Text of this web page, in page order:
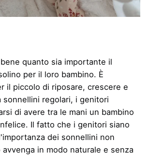
quanto sia importante il
per il loro bambino. È
il piccolo di riposare, crescere e
sonnellini regolari, i genitori
di avere tra le mani un bambino
Il fatto che i genitori siano
dei sonnellini non
in modo naturale e senza